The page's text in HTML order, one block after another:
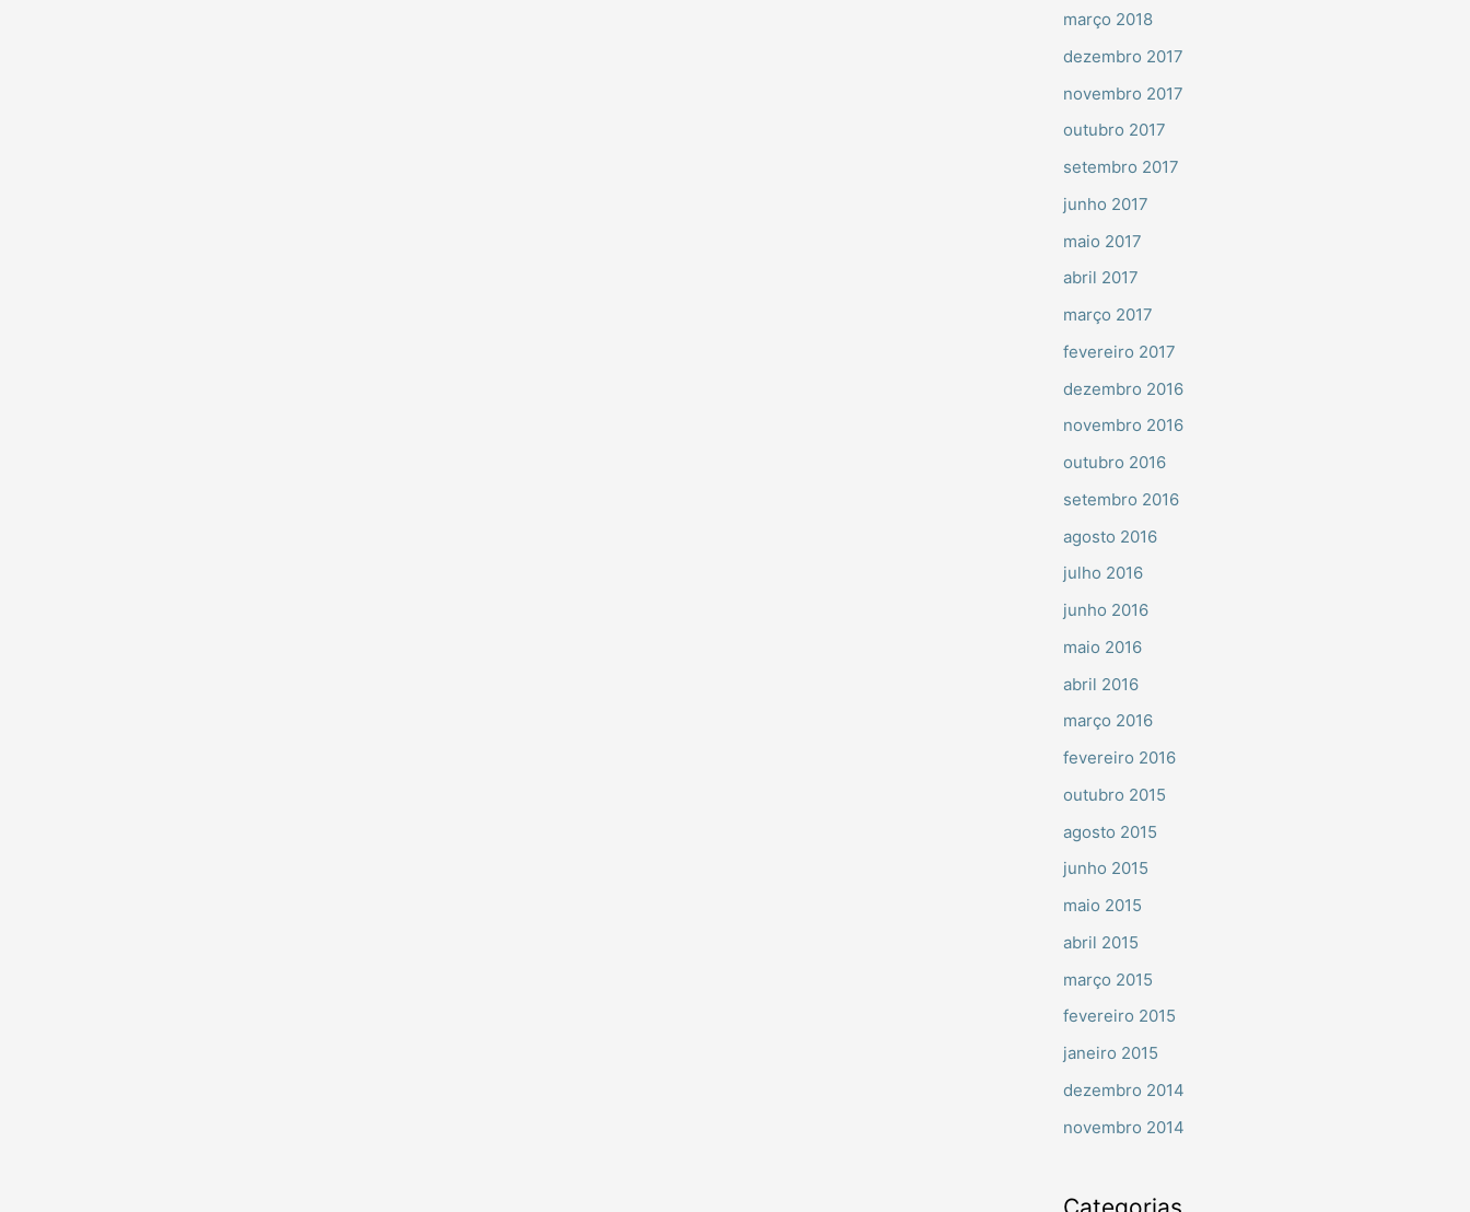
março 2018
dezembro 2017
novembro 2017
outubro 2017
setembro 2017
junho 2017
maio 2017
abril 2017
março 2017
fevereiro 2017
dezembro 2016
novembro 2016
outubro 2016
setembro 2016
agosto 2016
julho 2016
junho 2016
maio 2016
abril 2016
março 2016
fevereiro 2016
outubro 2015
agosto 2015
junho 2015
maio 2015
abril 2015
março 2015
fevereiro 2015
janeiro 2015
dezembro 2014
novembro 2014